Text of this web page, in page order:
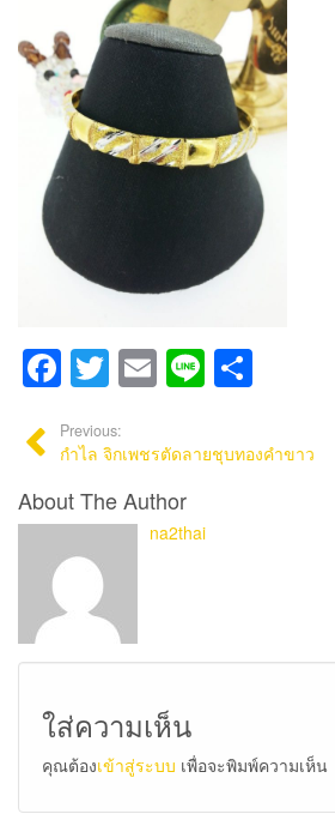
Facebook
Twitter
Email
Line
Previous:
กำไล จิกเพชรตัดลายชุบทองคำขาว
About The Author
na2thai
ใส่ความเห็น
คุณต้องเข้าสู่ระบบ เพื่อจะพิมพ์ความเห็น